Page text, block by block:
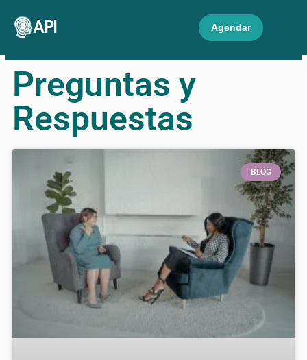
API Agendar
Preguntas y
Respuestas
BLOG